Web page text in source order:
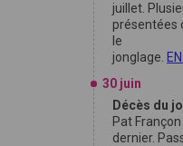
juillet.
présentées
le
jonglage.
30 juin
Décès du
Pat
dernier.